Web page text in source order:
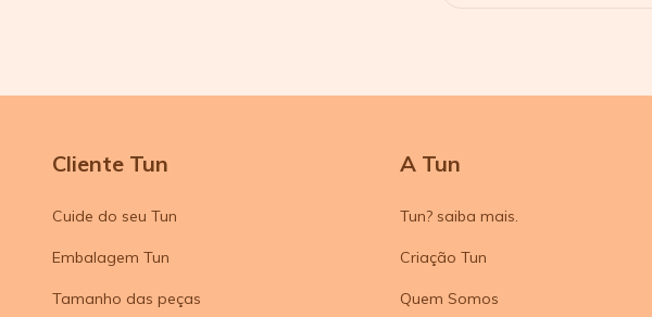
Cliente Tun
Cuide do seu Tun
Embalagem Tun
Tamanho das peças
A Tun
Tun? saiba mais.
Criação Tun
Quem Somos